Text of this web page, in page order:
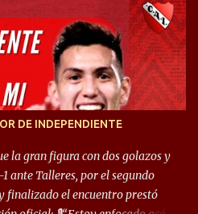
de jugar mía y eso también
siento mejor por izquierda, pero me
sin problemas por derecha
por izquierda es diferente. A mi
tengo mas posibilidades de
soy un hombre que pica mucho y
Sobre lo que le pide el DT,
me pide presionar, y
DE INDEPENDIENTE
la gran figura con dos golazos y
ante Talleres, por el segundo
finalizado el encuentro prestó